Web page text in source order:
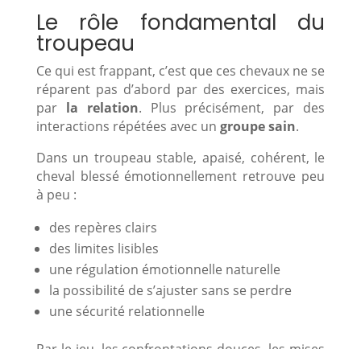
Le rôle fondamental du
troupeau
Ce qui est frappant, c’est que ces chevaux ne se
réparent pas d’abord par des exercices, mais
par la relation. Plus précisément, par des
interactions répétées avec un groupe sain.
Dans un troupeau stable, apaisé, cohérent, le
cheval blessé émotionnellement retrouve peu
à peu :
des repères clairs
des limites lisibles
une régulation émotionnelle naturelle
la possibilité de s’ajuster sans se perdre
une sécurité relationnelle